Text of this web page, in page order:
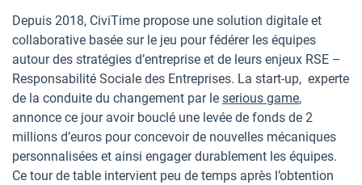
­Depuis 2018, CiviTime propose une solution digitale et
collaborative basée sur le jeu pour fédérer les équipes
autour des stratégies d’entreprise et de leurs enjeux RSE –
Responsabilité Sociale des Entreprises. La start-up, experte
de la conduite du changement par le serious game,
annonce ce jour avoir bouclé une levée de fonds de 2
millions d’euros pour concevoir de nouvelles mécaniques
personnalisées et ainsi engager durablement les équipes.
Ce tour de table intervient peu de temps après l’obtention